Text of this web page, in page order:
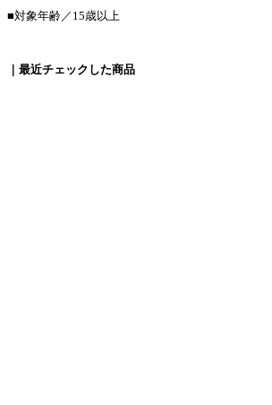
■対象年齢／15歳以上
｜最近チェックした商品